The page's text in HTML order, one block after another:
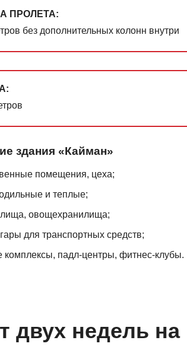
ПРОЛЕТА:
без дополнительных колонн внутри
здания «Кайман»
помещения, цеха;
и теплые;
овощехранилища;
для транспортных средств;
комплексы, падл-центры, фитнес-клубы.
двух недель на